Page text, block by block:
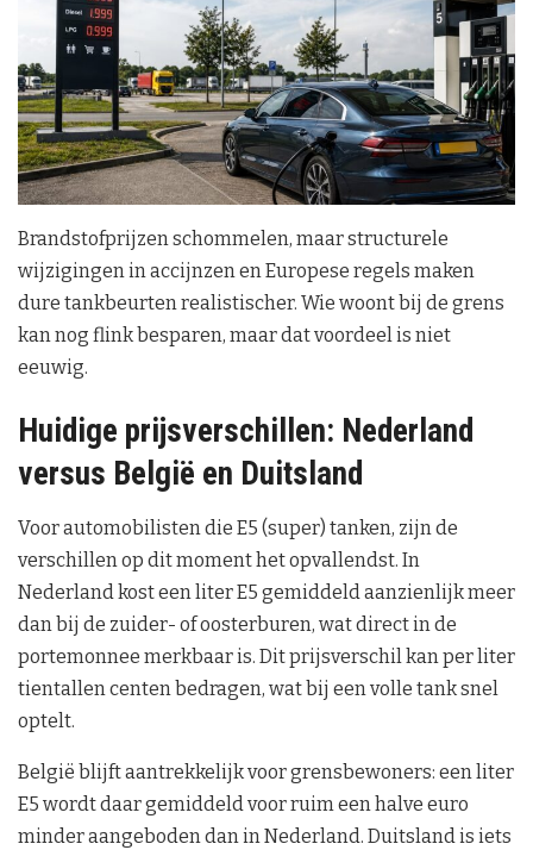
Brandstofprijzen schommelen, maar structurele
wijzigingen in accijnzen en Europese regels maken
dure tankbeurten realistischer. Wie woont bij de grens
kan nog flink besparen, maar dat voordeel is niet
eeuwig.
Huidige prijsverschillen: Nederland
versus België en Duitsland
Voor automobilisten die E5 (super) tanken, zijn de
verschillen op dit moment het opvallendst. In
Nederland kost een liter E5 gemiddeld aanzienlijk meer
dan bij de zuider- of oosterburen, wat direct in de
portemonnee merkbaar is. Dit prijsverschil kan per liter
tientallen centen bedragen, wat bij een volle tank snel
optelt.
België blijft aantrekkelijk voor grensbewoners: een liter
E5 wordt daar gemiddeld voor ruim een halve euro
minder aangeboden dan in Nederland. Duitsland is iets